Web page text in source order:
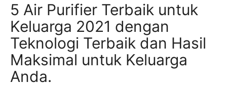
5 Air Purifier Terbaik untuk
Keluarga 2021 dengan
Teknologi Terbaik dan Hasil
Maksimal untuk Keluarga
Anda.